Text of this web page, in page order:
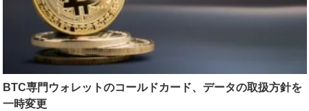
BTC専門ウォレットのコールドカード、データの取扱方針を
一時変更